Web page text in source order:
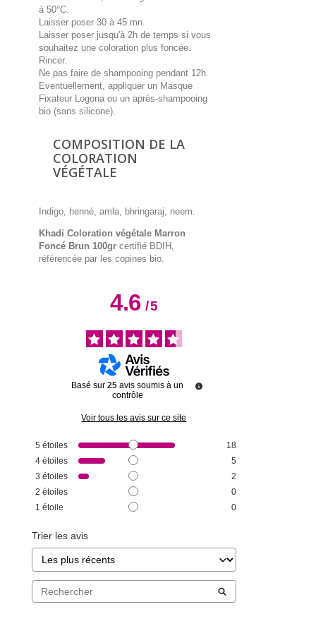
à 50°C.
Laisser poser 30 à 45 mn.
Laisser poser jusqu'à 2h de temps si vous
souhaitez une coloration plus foncée.
Rincer.
Ne pas faire de shampooing pendant 12h.
Eventuellement, appliquer un Masque
Fixateur Logona ou un après-shampooing
bio (sans silicone).
COMPOSITION DE LA
COLORATION
VÉGÉTALE
Indigo, henné, amla, bhringaraj, neem.
Khadi Coloration végétale Marron
Foncé Brun 100gr certifié BDIH,
référencée par les copines bio.
4.6/5
Basé sur25 avis soumis à un
contrôle
Voir tous les avis sur ce site
5 étoiles
18
4 étoiles
5
3 étoiles
2
2 étoiles
0
1 étoile 0
Trier les avis